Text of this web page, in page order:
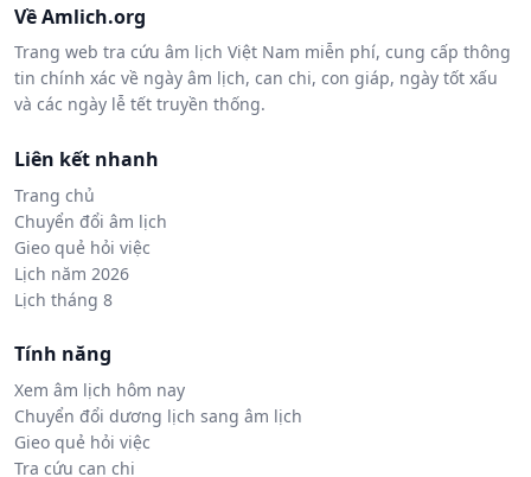
Về Amlich.org
Trang web tra cứu âm lịch Việt Nam miễn phí, cung cấp thông
tin chính xác về ngày âm lịch, can chi, con giáp, ngày tốt xấu
và các ngày lễ tết truyền thống.
Liên kết nhanh
Trang chủ
Chuyển đổi âm lịch
Gieo quẻ hỏi việc
Lịch năm 2026
Lịch tháng 8
Tính năng
Xem âm lịch hôm nay
Chuyển đổi dương lịch sang âm lịch
Gieo quẻ hỏi việc
Tra cứu can chi